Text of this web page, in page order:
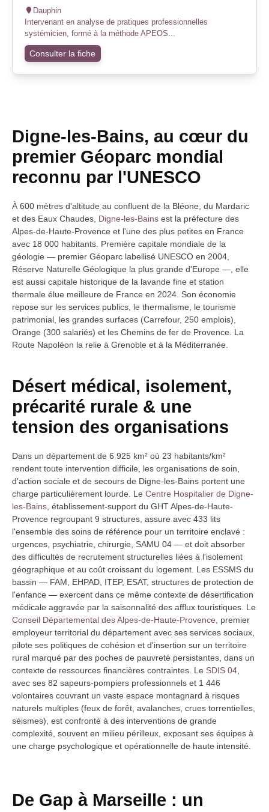
Dauphin
Intervenant en analyse de pratiques professionnelles
systémicien, formé à la méthode APEOS...
Consulter la fiche
Digne-les-Bains, au cœur du
premier Géoparc mondial
reconnu par l'UNESCO
À 600 mètres d'altitude au confluent de la Bléone, du Mardaric
et des Eaux Chaudes, Digne-les-Bains est la préfecture des
Alpes-de-Haute-Provence et l'une des plus petites en France
avec 18 000 habitants. Première capitale mondiale de la
géologie — premier Géoparc labellisé UNESCO en 2004,
Réserve Naturelle Géologique la plus grande d'Europe —, elle
est aussi capitale historique de la lavande fine et station
thermale élue meilleure de France en 2024. Son économie
repose sur les services publics, le thermalisme, le tourisme
patrimonial, les grandes surfaces (Carrefour, 250 emplois),
Orange (300 salariés) et les Chemins de fer de Provence. La
Route Napoléon la relie à Grenoble et à la Méditerranée.
Désert médical, isolement,
précarité rurale & une
tension des organisations
Dans un département de 6 925 km² où 23 habitants/km²
rendent toute intervention difficile, les organisations de soin,
d'action sociale et de secours de Digne-les-Bains portent une
charge particulièrement lourde. Le Centre Hospitalier de Digne-
les-Bains , établissement-support du GHT Alpes-de-Haute-
Provence regroupant 9 structures, assure avec 433 lits
l'ensemble des soins de référence pour un territoire enclavé :
urgences, psychiatrie, chirurgie, SAMU 04 — et doit absorber
des difficultés de recrutement structurelles liées à l'isolement
géographique et au coût croissant du logement. Les ESSMS du
bassin — FAM, EHPAD, ITEP, ESAT, structures de protection de
l'enfance — exercent dans ce même contexte de désertification
médicale aggravée par la saisonnalité des afflux touristiques. Le
Conseil Départemental des Alpes-de-Haute-Provence , premier
employeur territorial du département avec ses services sociaux,
pilote ses politiques de cohésion et d'insertion sur un territoire
rural marqué par des poches de pauvreté persistantes, dans un
contexte de ressources financières contraintes. Le SDIS 04
avec ses 82 sapeurs-pompiers professionnels et 1 446
volontaires couvrant un vaste espace montagnard à risques
naturels multiples (feux de forêt, avalanches, crues torrentielles,
séismes), est confronté à des interventions de grande
complexité, souvent en milieu périlleux, exposant ses équipes à
une charge psychologique et opérationnelle de haute intensité.
De Gap à Marseille : un